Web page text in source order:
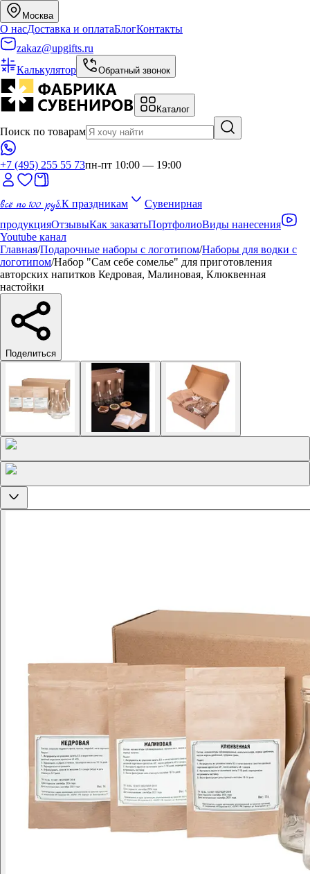
Москва
О насДоставка и оплатаБлогКонтакты
zakaz@upgifts.ru
Калькулятор
Обратный звонок
Каталог
Поиск по товарам
+7 (495) 255 55 73пн-пт 10:00 — 19:00
всё по 100 руб.К праздникам
Сувенирная
продукцияОтзывыКак заказатьПортфолиоВиды нанесения
Youtube канал
Главная/Подарочные наборы с логотипом/Наборы для водки с
логотипом/Набор "Сам себе сомелье" для приготовления
авторских напитков Кедровая, Малиновая, Клюквенная
настойки
Поделиться